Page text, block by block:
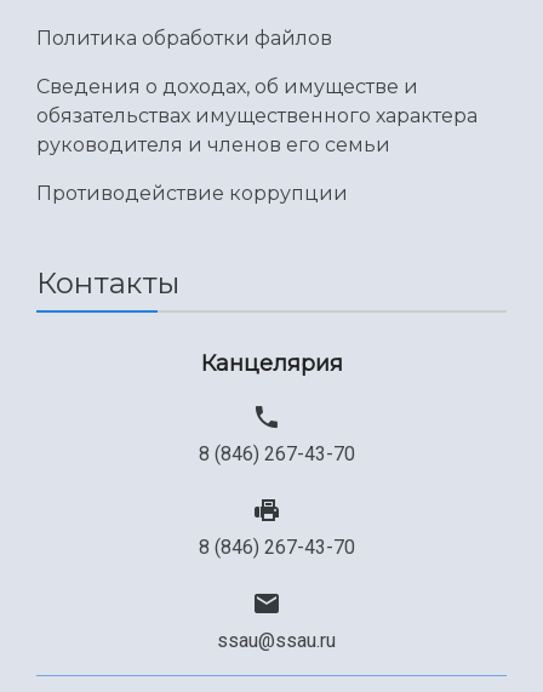
Политика обработки файлов
Сведения о доходах, об имуществе и
обязательствах имущественного характера
руководителя и членов его семьи
Противодействие коррупции
Контакты
Канцелярия
8 (846) 267-43-70
8 (846) 267-43-70
ssau@ssau.ru